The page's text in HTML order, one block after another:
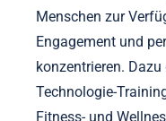
Menschen zur
Engagement und
konzentrieren.
Technologie-
Fitness- und